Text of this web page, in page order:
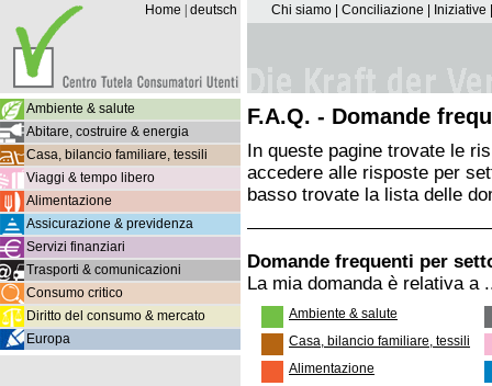
Home deutsch
Ambiente & salute
Abitare, costruire & energia
Casa, bilancio familiare, tessili
Viaggi & tempo libero
Alimentazione
Assicurazione & previdenza
Servizi finanziari
Trasporti & comunicazioni
Consumo critico
Diritto del consumo & mercato
Europa
Chi siamo |Conciliazione Iniziative
F.A.Q. - Domande
In queste pagine trovate le
accedere alle risposte per
basso trovate la lista delle
Domande frequenti per
La mia domanda è relativa a
Ambiente & salute
Casa, bilancio familiare, tessili
Alimentazione